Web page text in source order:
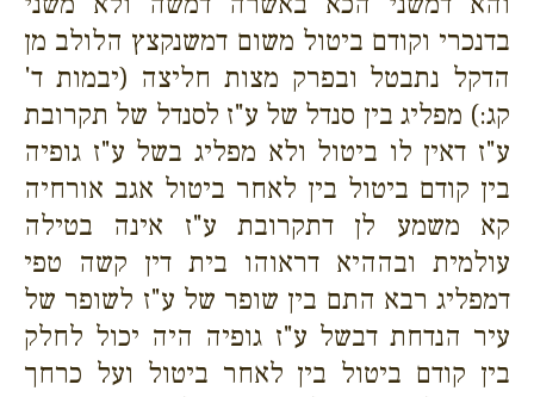
בדנכרי וקודם ביטול משום דמשנקצץ הלולב מן
הדקל נתבטל ובפרק מצות חליצה (יבמות ד'
קג:) מפליג בין סנדל של ע"ז לסנדל של תקרובת
ע"ז דאין לו ביטול ולא מפליג בשל ע"ז גופיה
בין קודם ביטול בין לאחר ביטול אגב אורחיה
קא משמע לן דתקרובת ע"ז אינה בטילה
עולמית ובההיא דראוהו בית דין קשה טפי
דמפליג רבא התם בין שופר של ע"ז לשופר של
עיר הנדחת דבשל ע"ז גופיה היה יכול לחלק
בין קודם ביטול בין לאחר ביטול ועל כרחך